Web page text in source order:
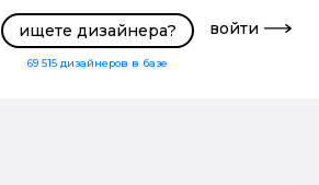
ищете дизайнера?
69 515 дизайнеров в базе
войти